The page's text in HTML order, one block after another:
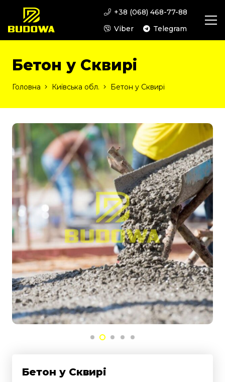
+38 (068) 468-77-88
Viber
Telegram
Бетон у Сквирі
Головна Київська обл. Бетон у Сквирі
Бетон у Сквирі